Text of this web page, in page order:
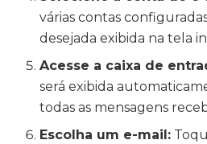
várias contas
desejada exibida na tela
Acesse a caixa de
será exibida
todas as mensagens
Escolha um e-mail: